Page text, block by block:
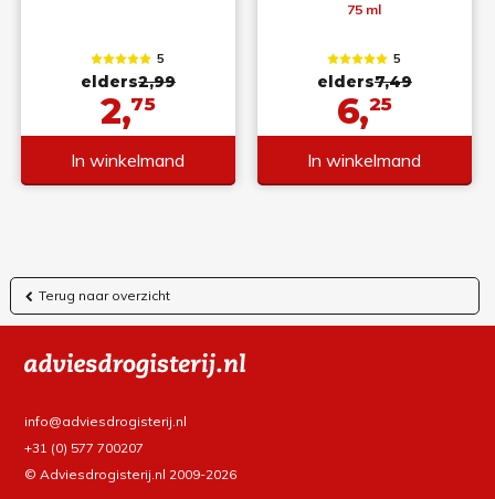
5
elders2,99
2,75
In winkelmand
75 ml
5
elders7,49
6,25
In winkelmand
Terug naar overzicht
info@adviesdrogisterij.nl
+31 (0) 577 700207
© Adviesdrogisterij.nl 2009-2026